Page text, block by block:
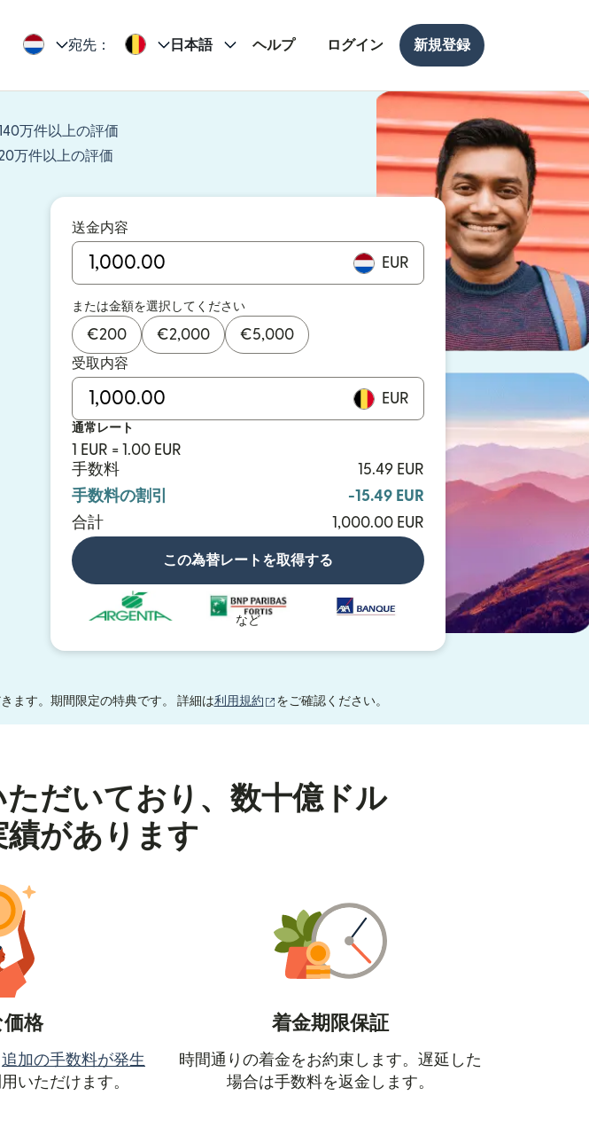
宛先： 日本語 ヘルプ ログイン 新規登録
万件以上の評価
（別ウィンドウで開きます）
万件以上の評価
（別ウィンドウで開きます）
送金内容
EUR
または金額を選択してください
€200 €2,000 €5,000
受取内容
EUR
通常レート
1 EUR = 1.00 EUR
手数料
15.49 EUR
手数料の割引
-15.49 EUR
合計
1,000.00 EUR
この為替レートを取得する
など
ます。期間限定の特典です。 詳細は利用規約 （別ウィンドウで開きます）
をご確認ください。
だいており、数十億ドル
があります
価格
追加の手数料が発生
ウで開きます）
いただけます。
着金期限保証
時間通りの着金をお約束します。遅延した
場合は手数料を返金します。